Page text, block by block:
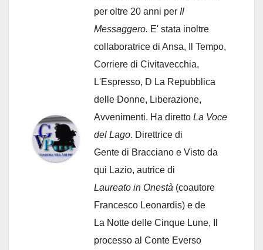
per oltre 20 anni per Il
Messaggero. E' stata inoltre
collaboratrice di Ansa, Il Tempo,
Corriere di Civitavecchia,
L'Espresso, D La Repubblica
delle Donne, Liberazione,
Avvenimenti. Ha diretto La Voce
del Lago. Direttrice di
Gente di Bracciano e Visto da
qui Lazio, autrice di
Laureato in Onestà (coautore
Francesco Leonardis) e de
La Notte delle Cinque Lune, Il
processo al Conte Everso